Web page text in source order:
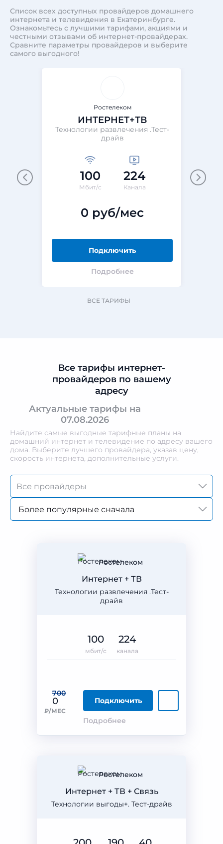
Список всех доступных провайдеров домашнего
интернета и телевидения в Екатеринбурге.
Ознакомьтесь с лучшими тарифами, акциями и
честными отзывами об интернет-провайдерах.
Сравните параметры провайдеров и выберите
самого выгодного!
Ростелеком
ИНТЕРНЕТ+ТВ
Технологии развлечения .Тест-
драйв
100
Мбит/с
224
Канала
0 руб/мес
Подключить
Подробнее
ВСЕ ТАРИФЫ
Все тарифы интернет-
провайдеров по вашему
адресу
Актуальные тарифы на
07.08.2026
Найдите самые выгодные тарифные планы на
домашний интернет и телевидение по адресу вашего
дома. Выберите лучшего провайдера, указав цену,
скорость интернета, дополнительные услуги.
Более популярные сначала
Ростелеком
Технологии развлечения .Тест-
драйв
Интернет + ТВ
700
0
₽/МЕС
Подключить
Подробнее
100
мбит/с
224
канала
Ростелеком
Технологии выгоды+. Тест-драйв
Интернет + ТВ + Связь